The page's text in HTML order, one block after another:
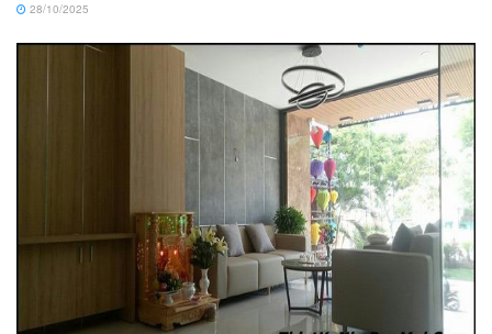
28/10/2025